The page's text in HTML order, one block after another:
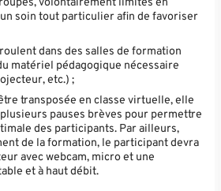
soin tout particulier afin de favoriser
dans des salles de formation
matériel pédagogique nécessaire
etc.) ;
transposée en classe virtuelle, elle
pauses brèves pour permettre
des participants. Par ailleurs,
de la formation, le participant devra
avec webcam, micro et une
et à haut débit.